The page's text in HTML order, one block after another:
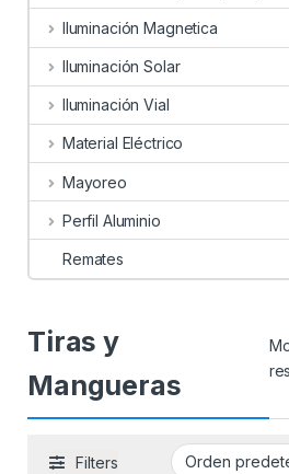
Iluminación Magnetica
Iluminación Solar
Iluminación Vial
Material Eléctrico
Mayoreo
Perfil Aluminio
Remates
Tiras y
Mangueras
Filters